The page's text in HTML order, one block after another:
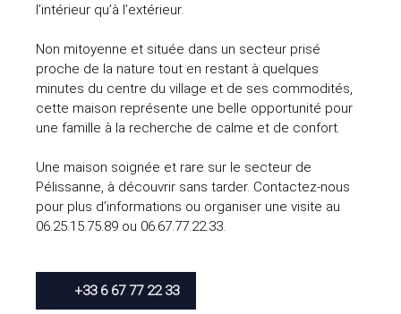
l’intérieur qu’à l’extérieur.
Non mitoyenne et située dans un secteur prisé
proche de la nature tout en restant à quelques
minutes du centre du village et de ses commodités,
cette maison représente une belle opportunité pour
une famille à la recherche de calme et de confort.
Une maison soignée et rare sur le secteur de
Pélissanne, à découvrir sans tarder. Contactez-nous
pour plus d’informations ou organiser une visite au
06.25.15.75.89 ou 06.67.77.22.33.
+33 6 67 77 22 33